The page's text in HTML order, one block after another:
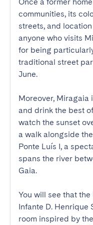
communities, its
streets, and
anyone who visits
for being
traditional street
June.
Moreover, Miragaia
and drink the best
watch the sunset
a walk alongside
Ponte Luís I, a
spans the river
Gaia.
You will see that
Infante D. Henrique
room inspired by